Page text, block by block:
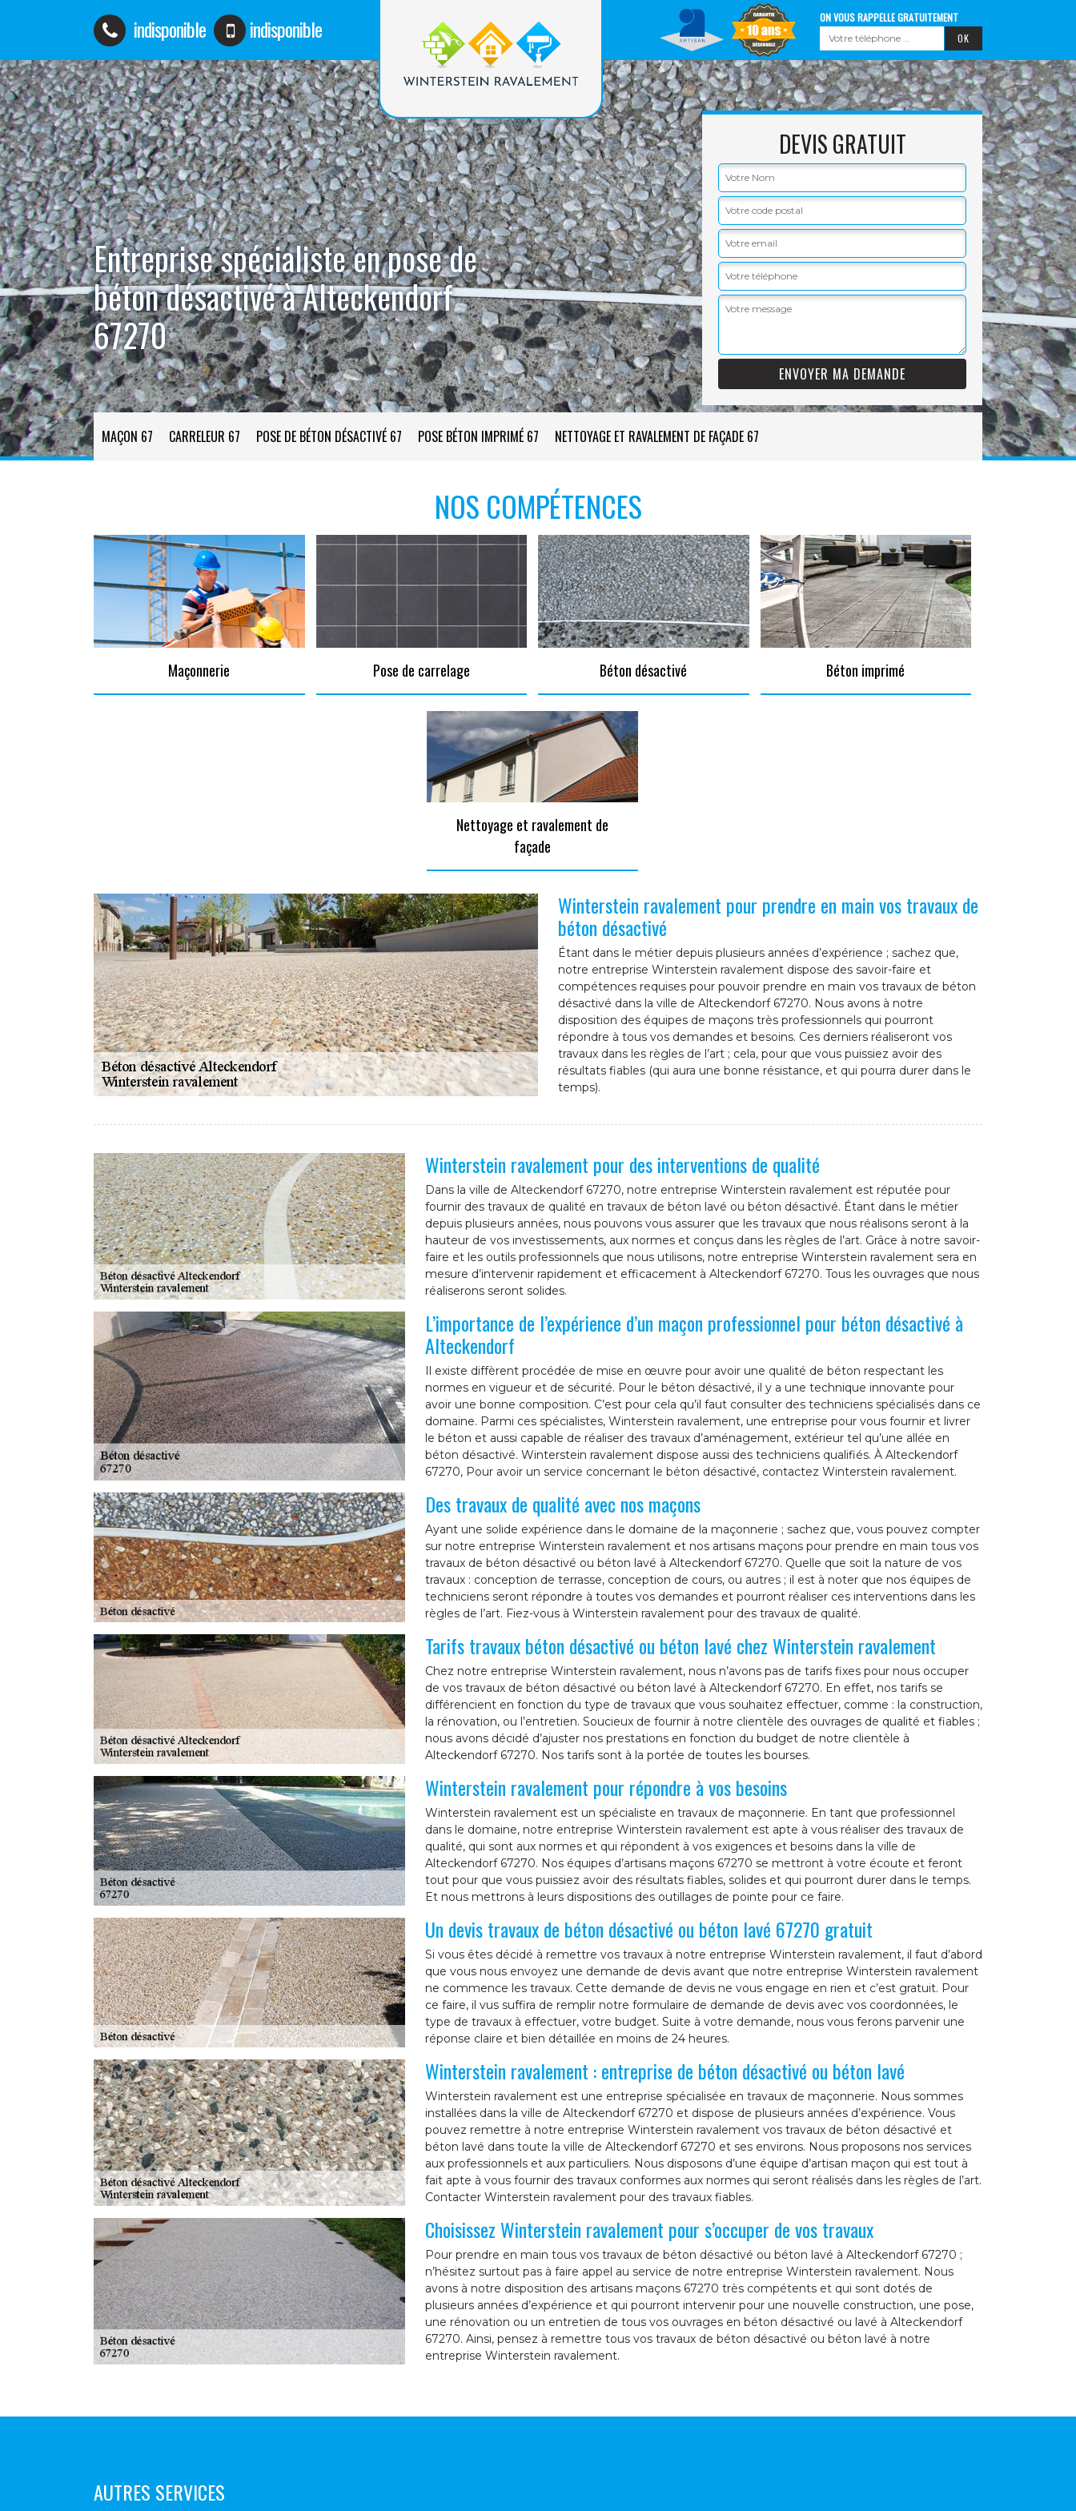
indisponible indisponible ON VOUS RAPPELLE GRATUITEMENT
Entreprise spécialiste en pose de
béton désactivé à Alteckendorf
67270
DEVIS GRATUIT
MAÇON 67 CARRELEUR 67 POSE DE BÉTON DÉSACTIVÉ 67 POSE BÉTON IMPRIMÉ 67 NETTOYAGE ET RAVALEMENT DE FAÇADE 67
NOS COMPÉTENCES
Maçonnerie Pose de carrelage Béton désactivé Béton imprimé
Nettoyage et ravalement de
façade
Winterstein ravalement pour prendre en main vos travaux de
béton désactivé
Étant dans le métier depuis plusieurs années d’expérience ; sachez que,
notre entreprise Winterstein ravalement dispose des savoir-faire et
compétences requises pour pouvoir prendre en main vos travaux de béton
désactivé dans la ville de Alteckendorf 67270. Nous avons à notre
disposition des équipes de maçons très professionnels qui pourront
répondre à tous vos demandes et besoins. Ces derniers réaliseront vos
travaux dans les règles de l’art ; cela, pour que vous puissiez avoir des
résultats fiables (qui aura une bonne résistance, et qui pourra durer dans le
temps).
Winterstein ravalement pour des interventions de qualité
Dans la ville de Alteckendorf 67270, notre entreprise Winterstein ravalement est réputée pour
fournir des travaux de qualité en travaux de béton lavé ou béton désactivé. Étant dans le métier
depuis plusieurs années, nous pouvons vous assurer que les travaux que nous réalisons seront à la
hauteur de vos investissements, aux normes et conçus dans les règles de l’art. Grâce à notre savoir-
faire et les outils professionnels que nous utilisons, notre entreprise Winterstein ravalement sera en
mesure d’intervenir rapidement et efficacement à Alteckendorf 67270. Tous les ouvrages que nous
réaliserons seront solides.
L’importance de l’expérience d’un maçon professionnel pour béton désactivé à
Alteckendorf
Il existe diffèrent procédée de mise en œuvre pour avoir une qualité de béton respectant les
normes en vigueur et de sécurité. Pour le béton désactivé, il y a une technique innovante pour
avoir une bonne composition. C’est pour cela qu’il faut consulter des techniciens spécialisés dans ce
domaine. Parmi ces spécialistes, Winterstein ravalement, une entreprise pour vous fournir et livrer
le béton et aussi capable de réaliser des travaux d’aménagement, extérieur tel qu’une allée en
béton désactivé. Winterstein ravalement dispose aussi des techniciens qualifiés. À Alteckendorf
67270, Pour avoir un service concernant le béton désactivé, contactez Winterstein ravalement.
Des travaux de qualité avec nos maçons
Ayant une solide expérience dans le domaine de la maçonnerie ; sachez que, vous pouvez compter
sur notre entreprise Winterstein ravalement et nos artisans maçons pour prendre en main tous vos
travaux de béton désactivé ou béton lavé à Alteckendorf 67270. Quelle que soit la nature de vos
travaux : conception de terrasse, conception de cours, ou autres ; il est à noter que nos équipes de
techniciens seront répondre à toutes vos demandes et pourront réaliser ces interventions dans les
règles de l’art. Fiez-vous à Winterstein ravalement pour des travaux de qualité.
Tarifs travaux béton désactivé ou béton lavé chez Winterstein ravalement
Chez notre entreprise Winterstein ravalement, nous n’avons pas de tarifs fixes pour nous occuper
de vos travaux de béton désactivé ou béton lavé à Alteckendorf 67270. En effet, nos tarifs se
différencient en fonction du type de travaux que vous souhaitez effectuer, comme : la construction,
la rénovation, ou l’entretien. Soucieux de fournir à notre clientèle des ouvrages de qualité et fiables ;
nous avons décidé d’ajuster nos prestations en fonction du budget de notre clientèle à
Alteckendorf 67270. Nos tarifs sont à la portée de toutes les bourses.
Winterstein ravalement pour répondre à vos besoins
Winterstein ravalement est un spécialiste en travaux de maçonnerie. En tant que professionnel
dans le domaine, notre entreprise Winterstein ravalement est apte à vous réaliser des travaux de
qualité, qui sont aux normes et qui répondent à vos exigences et besoins dans la ville de
Alteckendorf 67270. Nos équipes d’artisans maçons 67270 se mettront à votre écoute et feront
tout pour que vous puissiez avoir des résultats fiables, solides et qui pourront durer dans le temps.
Et nous mettrons à leurs dispositions des outillages de pointe pour ce faire.
Un devis travaux de béton désactivé ou béton lavé 67270 gratuit
Si vous êtes décidé à remettre vos travaux à notre entreprise Winterstein ravalement, il faut d’abord
que vous nous envoyez une demande de devis avant que notre entreprise Winterstein ravalement
ne commence les travaux. Cette demande de devis ne vous engage en rien et c’est gratuit. Pour
ce faire, il vus suffira de remplir notre formulaire de demande de devis avec vos coordonnées, le
type de travaux à effectuer, votre budget. Suite à votre demande, nous vous ferons parvenir une
réponse claire et bien détaillée en moins de 24 heures.
Winterstein ravalement : entreprise de béton désactivé ou béton lavé
Winterstein ravalement est une entreprise spécialisée en travaux de maçonnerie. Nous sommes
installées dans la ville de Alteckendorf 67270 et dispose de plusieurs années d’expérience. Vous
pouvez remettre à notre entreprise Winterstein ravalement vos travaux de béton désactivé et
béton lavé dans toute la ville de Alteckendorf 67270 et ses environs. Nous proposons nos services
aux professionnels et aux particuliers. Nous disposons d’une équipe d’artisan maçon qui est tout à
fait apte à vous fournir des travaux conformes aux normes qui seront réalisés dans les règles de l’art.
Contacter Winterstein ravalement pour des travaux fiables.
Choisissez Winterstein ravalement pour s’occuper de vos travaux
Pour prendre en main tous vos travaux de béton désactivé ou béton lavé à Alteckendorf 67270 ;
n’hésitez surtout pas à faire appel au service de notre entreprise Winterstein ravalement. Nous
avons à notre disposition des artisans maçons 67270 très compétents et qui sont dotés de
plusieurs années d’expérience et qui pourront intervenir pour une nouvelle construction, une pose,
une rénovation ou un entretien de tous vos ouvrages en béton désactivé ou lavé à Alteckendorf
67270. Ainsi, pensez à remettre tous vos travaux de béton désactivé ou béton lavé à notre
entreprise Winterstein ravalement.
AUTRES SERVICES